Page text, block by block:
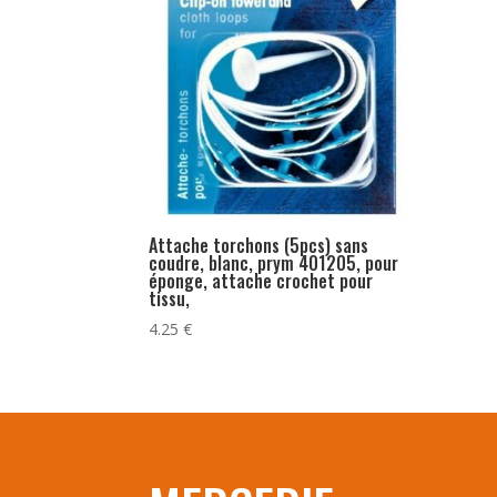
Attache torchons (5pcs) sans
coudre, blanc, prym 401205, pour
éponge, attache crochet pour
tissu,
4.25€